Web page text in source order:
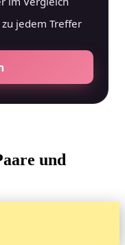
jedem Treffer
und